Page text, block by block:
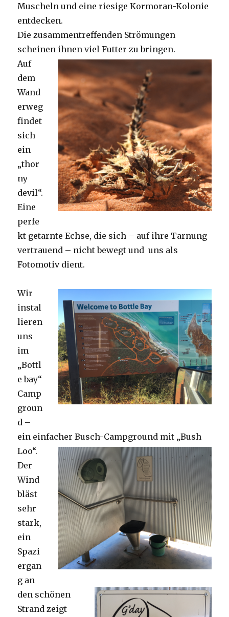
Muscheln und eine riesige Kormoran-Kolonie
entdecken.
Die zusammentreffenden Strömungen
scheinen ihnen viel Futter zu bringen.
Auf
dem
Wand
erweg
findet
sich
ein
„thor
ny
devil“.
Eine
perfe
kt getarnte Echse, die sich – auf ihre Tarnung
vertrauend – nicht bewegt und uns als
Fotomotiv dient.
Wir
instal
lieren
uns
im
„Bottl
e bay“
Camp
groun
d –
ein einfacher Busch-Campground mit „Bush
Loo“.
Der
Wind
bläst
sehr
stark,
ein
Spazi
ergan
g an
den schönen
Strand zeigt